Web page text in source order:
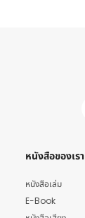
หนังสือของเรา
หนังสือเล่ม
E-Book